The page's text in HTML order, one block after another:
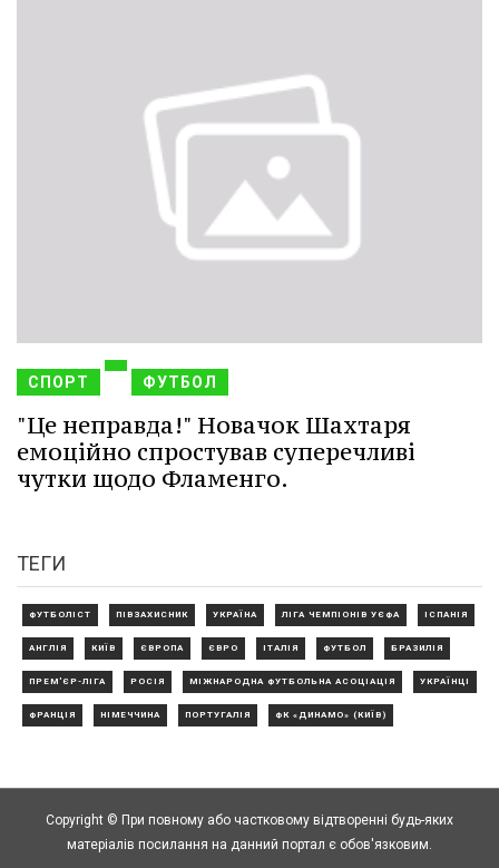
СПОРТ ФУТБОЛ
"Це неправда!" Новачок Шахтаря
емоційно спростував суперечливі
чутки щодо Фламенго.
ТЕГИ
ФУТБОЛІСТ ПІВЗАХИСНИК УКРАЇНА ЛІГА ЧЕМПІОНІВ УЄФА ІСПАНІЯ
АНГЛІЯ КИЇВ ЄВРОПА ЄВРО ІТАЛІЯ ФУТБОЛ БРАЗИЛІЯ
ПРЕМ'ЄР-ЛІГА РОСІЯ МІЖНАРОДНА ФУТБОЛЬНА АСОЦІАЦІЯ УКРАЇНЦІ
ФРАНЦІЯ НІМЕЧЧИНА ПОРТУГАЛІЯ ФК «ДИНАМО» (КИЇВ)
Copyright © При повному або частковому відтворенні будь-яких
матеріалів посилання на данний портал є обов'язковим.